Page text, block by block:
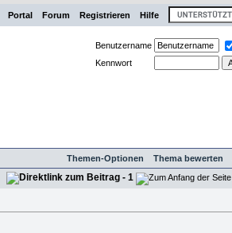
Benutzername
Kennwort
Portal Forum Registrieren Hilfe
Themen-Optionen Thema bewerten
- 1